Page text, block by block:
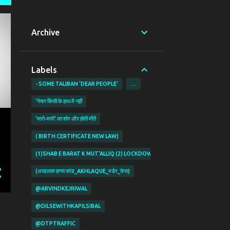
Archive
Labels
- SOME TALIBAN 'DEAR PEOPLE'
'नेचर किसी के हाथ में नहीं
'मारो-मारो' का शोर और होती मौतें
( BIRTH CERTIFICATE NEW LAW)
(1)SHAB E BARAT K MUT'ALLIQ (2) LOCKDOWN KI PABANDIYON K
(अखलाक हत्या कांड_AKHLAQUE_मर्डर_केस)
@ARVINDKEJRIWAL
@DILSEWITHKAPILSIBAL
@DTPTRAFFIC